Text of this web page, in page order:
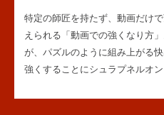
特定の師匠を持たず、動画だけ
えられる「動画での強くなり方
が、パズルのように組み上がる
強くすることにシュラプネルオ